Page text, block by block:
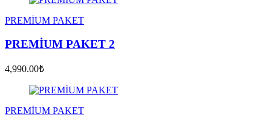
PREMİUM PAKET
PREMİUM PAKET 2
4,990.00₺
PREMİUM PAKET